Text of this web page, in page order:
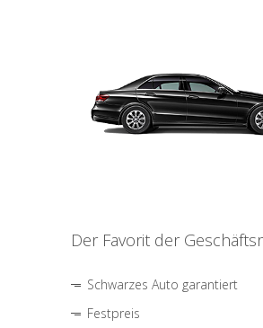
Der Favorit der
Schwarzes Auto garantiert
Festpreis